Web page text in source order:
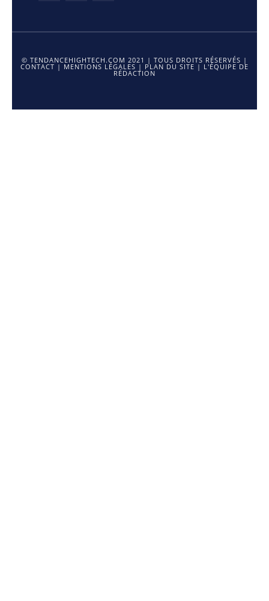
© TENDANCEHIGHTECH.COM 2021 | TOUS DROITS RÉSERVÉS |
CONTACT | MENTIONS LÉGALES | PLAN DU SITE | L'ÉQUIPE DE
RÉDACTION